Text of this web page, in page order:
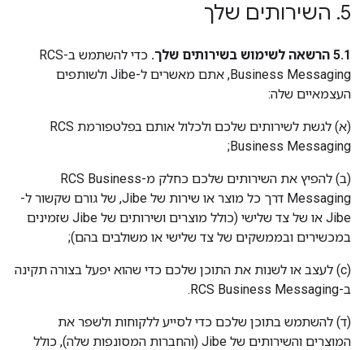
5
. השירותים שלך
5.1 הרשאה לשימוש בשירותים שלך.
כדי להשתמש ב-RCS
Business Messaging, אתם מאשרים ל-Jibe ולשותפים
העצמאיים שלה:
(א) לגשת לשירותים שלכם ולכלול אותם בפלטפורמת RCS
Business Messaging;
‫(ב) להפיץ את השירותים שלכם כחלק מ-RCS Business
Messaging דרך כל מוצר או שירות של Jibe, של גורם שקשור ל-
Jibe או של צד שלישי (כולל מוצרים ושירותים של Jibe שזמינים
במכשירים ובממשקים של צד שלישי או משולבים בהם);
‫(c) לעצב או לשנות את התוכן שלכם כדי שהוא יפעל בצורה תקינה
ב-RCS Business Messaging.
‫(ד) להשתמש בתוכן שלכם כדי לסייע ללקוחות ולשפר את
המוצרים והשירותים של Jibe (והחברות המסונפות שלה), כולל